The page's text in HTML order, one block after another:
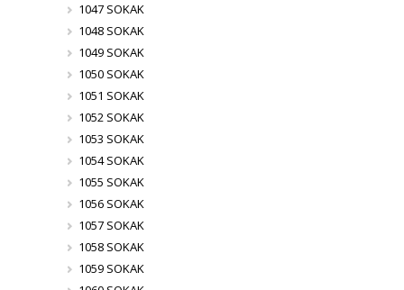
1047 SOKAK
1048 SOKAK
1049 SOKAK
1050 SOKAK
1051 SOKAK
1052 SOKAK
1053 SOKAK
1054 SOKAK
1055 SOKAK
1056 SOKAK
1057 SOKAK
1058 SOKAK
1059 SOKAK